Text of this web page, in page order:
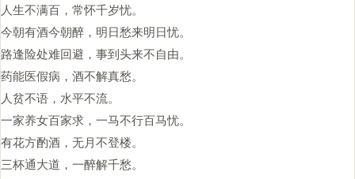
人生不满百，常怀千岁忧。
今朝有酒今朝醉，明日愁来明日忧。
路逢险处难回避，事到头来不自由。
药能医假病，酒不解真愁。
人贫不语，水平不流。
一家养女百家求，一马不行百马忧。
有花方酌酒，无月不登楼。
三杯通大道，一醉解千愁。